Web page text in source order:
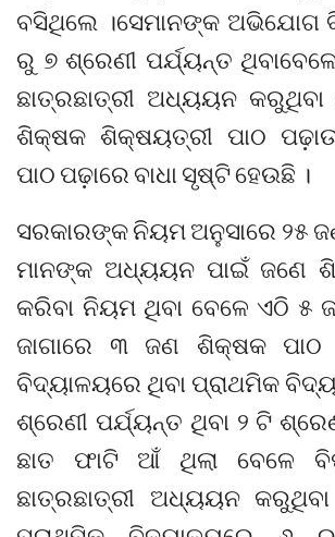
ବସିଥିଲେ ।ସେମାନଙ୍କ ଅଭିଯୋଗ
ରୁ ୭ ଶ୍ରେଣୀ ପର୍ଯ୍ୟନ୍ତ
ଛାତ୍ରଛାତ୍ରୀ ଅଧ୍ୟୟନ
ଶିକ୍ଷକ ଶିକ୍ଷୟତ୍ରୀ ପାଠ
ପାଠ ପଢ଼ାରେ ବାଧା ସୃଷ୍ଟି ହେଉଛି ।
ସରକାରଙ୍କ ନିୟମ ଅନୁସାରେ ୨୫
ମାନଙ୍କ ଅଧ୍ୟୟନ ପାଇଁ ଜଣେ
କରିବା ନିୟମ ଥିବା ବେଳେ ଏଠି
ଜାଗାରେ ୩ ଜଣ ଶିକ୍ଷକ ପାଠ
ବିଦ୍ୟାଳୟରେ ଥିବା ପ୍ରାଥମିକ
ଶ୍ରେଣୀ ପର୍ଯ୍ୟନ୍ତ ଥିବା ୨ ଟି
ଛାତ ଫାଟି ଆଁ ଥିଲା ବେଳେ
ଛାତ୍ରଛାତ୍ରୀ ଅଧ୍ୟୟନ